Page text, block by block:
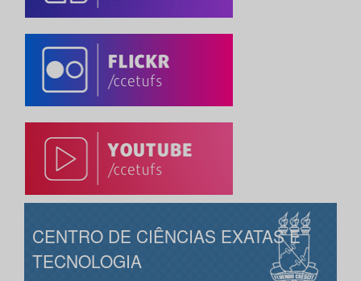
CENTRO DE CIÊNCIAS EXATAS E
TECNOLOGIA